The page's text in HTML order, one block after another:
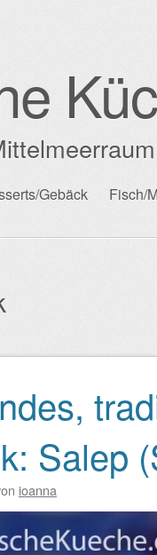
Gebäck Fisch/
Salep
ioanna